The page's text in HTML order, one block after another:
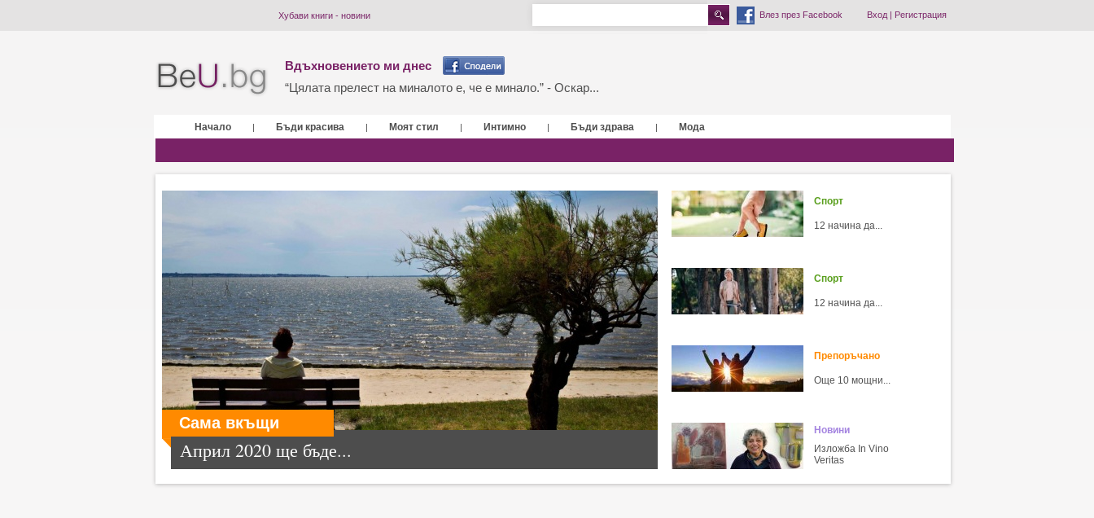
Хубави книги - новини Влез през Facebook Вход| Регистрация
Вдъхновението ми днес
“Цялата прелест на миналото е, че е минало.” - Оскар...
Начало | Бъди красива | Моят стил | Интимно | Бъди здрава | Мода
Сама вкъщи
Април 2020 ще бъде...
Спорт
12 начина да...
Спорт
12 начина да...
Препоръчано
Още 10 мощни...
Новини
Изложба In Vino
Veritas